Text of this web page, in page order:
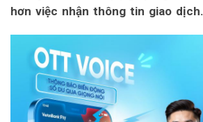
hơn việc nhận thông tin giao dịch.